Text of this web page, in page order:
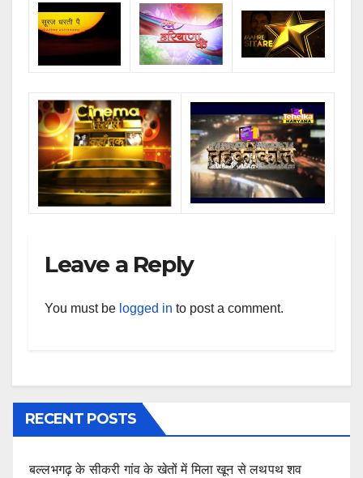
Leave a Reply
You must be logged in to post a comment.
RECENT POSTS
बल्लभगढ़ के सीकरी गांव के खेतों में मिला खून से लथपथ शव